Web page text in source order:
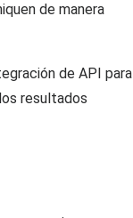
de manera
de API para
resultados